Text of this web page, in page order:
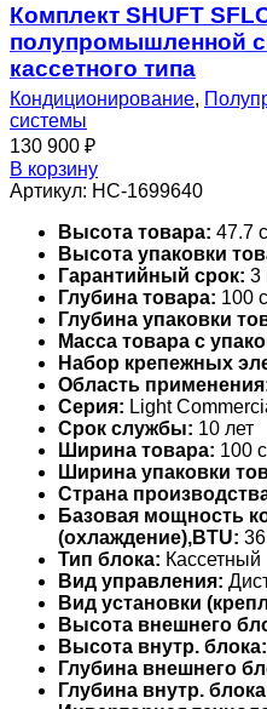
Комплект SHUFT
полупромышленной
кассетного типа
Кондиционирование,
системы
130 900 ₽
В корзину
Артикул: НС-1699640
Высота товара: 47.7
Высота упаковки
Гарантийный срок: 3
Глубина товара: 100
Глубина упаковки
Масса товара с
Набор крепежных
Область
Серия: Light
Срок службы: 10 лет
Ширина товара: 100
Ширина упаковки
Страна
Базовая мощность
(охлаждение),BTU:
Тип блока: Кассетный
Вид управления:
Вид установки
Высота внешнего
Высота внутр. блока:
Глубина внешнего
Глубина внутр.